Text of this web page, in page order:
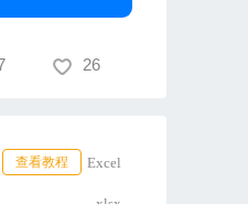
26
Excel
查看教程